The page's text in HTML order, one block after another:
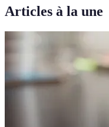
Articles à la une